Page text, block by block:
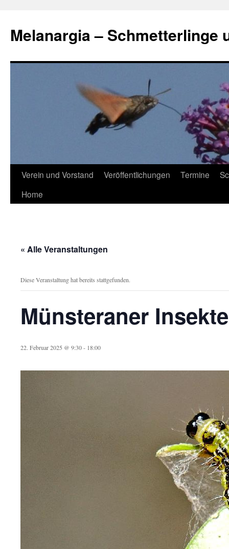
springen
Melanargia – Schmetterlinge
Verein und Vorstand Veröffentlichungen Termine
Home
« Alle Veranstaltungen
Diese Veranstaltung hat bereits stattgefunden.
Münsteraner
22. Februar 2025 @ 9:30- 18:00